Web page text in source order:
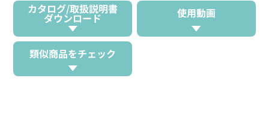
カタログ/取扱説明書
ダウンロード 使用動画
類似商品をチェック